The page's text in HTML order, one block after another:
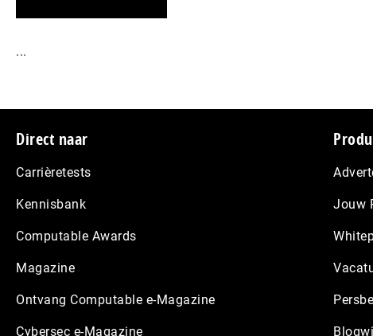
...
Footer
Direct naar
Carrièretests
Kennisbank
Computable Awards
Magazine
Ontvang Computable e-Magazine
Cybersec e-Magazine
Jouw